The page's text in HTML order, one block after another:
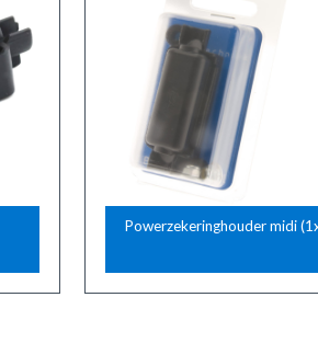
Powerzekeringhouder midi